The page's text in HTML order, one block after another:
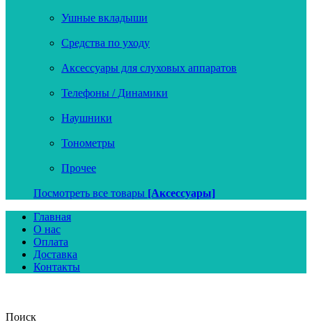
Ушные вкладыши
Средства по уходу
Аксессуары для слуховых аппаратов
Телефоны / Динамики
Наушники
Тонометры
Прочее
Посмотреть все товары [Аксессуары]
Главная
О нас
Оплата
Доставка
Контакты
Поиск